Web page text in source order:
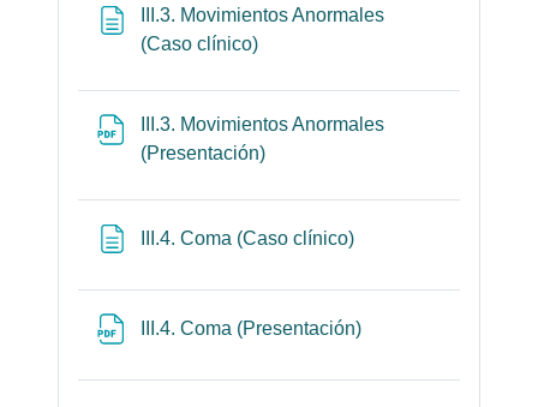
III.3. Movimientos Anormales
(Caso clínico)Página
III.3. Movimientos Anormales
(Presentación)
III.4. Coma (Caso clínico)Página
III.4. Coma (Presentación)